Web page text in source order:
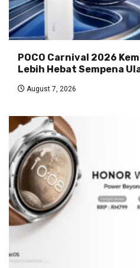
POCO Carnival 2026
Lebih Hebat Sempena
August 7, 2026